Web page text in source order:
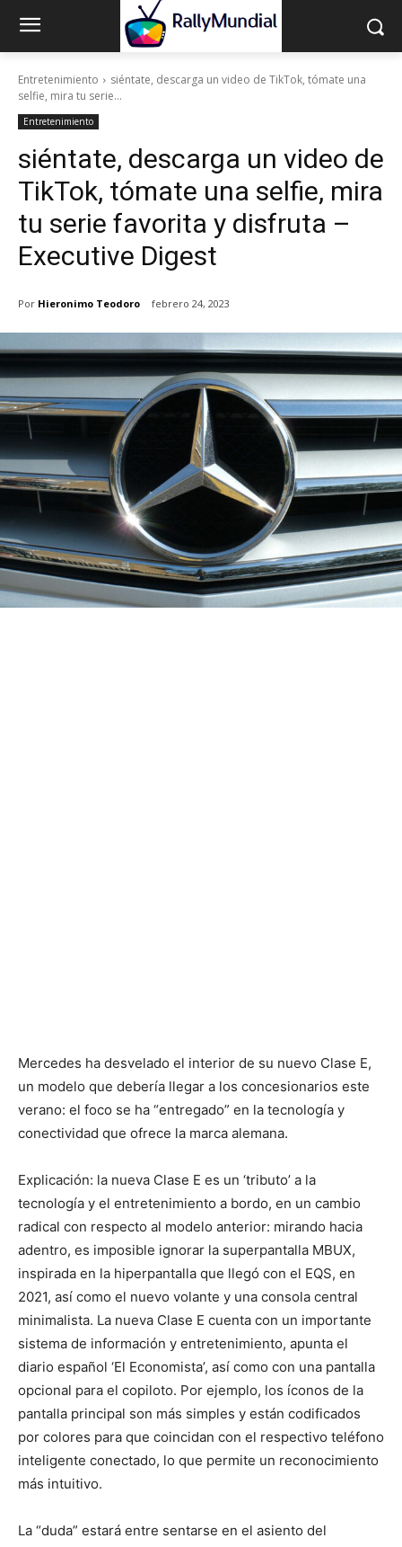
Entretenimiento
siéntate, descarga un video de TikTok, tómate una
selfie, mira tu serie...
Entretenimiento
siéntate, descarga un video de
TikTok, tómate una selfie, mira
tu serie favorita y disfruta –
Executive Digest
Por Hieronimo Teodoro febrero 24, 2023
Mercedes ha desvelado el interior de su nuevo Clase E,
un modelo que debería llegar a los concesionarios este
verano: el foco se ha “entregado” en la tecnología y
conectividad que ofrece la marca alemana.
Explicación: la nueva Clase E es un ‘tributo’ a la
tecnología y el entretenimiento a bordo, en un cambio
radical con respecto al modelo anterior: mirando hacia
adentro, es imposible ignorar la superpantalla MBUX,
inspirada en la hiperpantalla que llegó con el EQS, en
2021, así como el nuevo volante y una consola central
minimalista. La nueva Clase E cuenta con un importante
sistema de información y entretenimiento, apunta el
diario español ‘El Economista’, así como con una pantalla
opcional para el copiloto. Por ejemplo, los íconos de la
pantalla principal son más simples y están codificados
por colores para que coincidan con el respectivo teléfono
inteligente conectado, lo que permite un reconocimiento
más intuitivo.
La “duda” estará entre sentarse en el asiento del